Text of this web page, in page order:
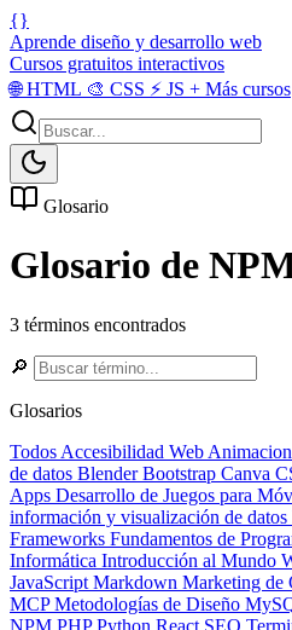
{}
Aprende diseño y desarrollo web
Cursos gratuitos interactivos
🌐HTML 🎨 CSS ⚡ JS + Más cursos
Glosario
Glosario de
3 términos encontrados
🔎
Glosarios
Todos Accesibilidad Web
de datos BlenderBootstrap Canva
Apps Desarrollo de Juegos para
información y visualización de datos
Frameworks Fundamentos de
Informática Introducción al Mundo
JavaScript Markdown Marketing de
MCPMetodologías de Diseño
NPM PHPPython React SEO